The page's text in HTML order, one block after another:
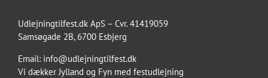
Udlejningtilfest.dk ApS – Cvr. 41419059
Samsøgade 2B, 6700 Esbjerg
Email: info@udlejningtilfest.dk
Vi dækker Jylland og Fyn med festudlejning